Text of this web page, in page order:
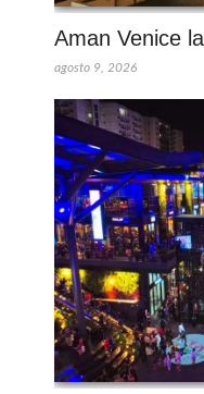
Aman Venice
agosto 9, 2026